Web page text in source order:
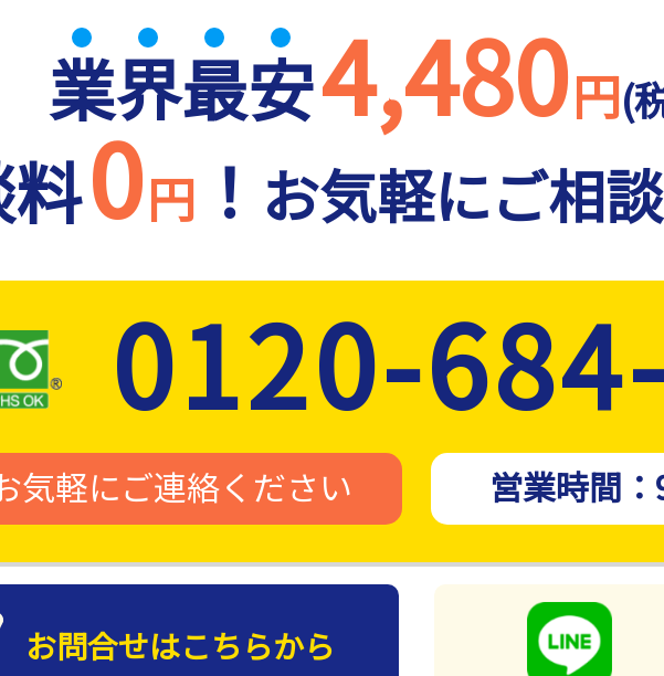
業界最安4,480円(
0円 ！ お気軽にご相
0120-
気軽にご連絡ください 営業時間：
お問合せはこちらから